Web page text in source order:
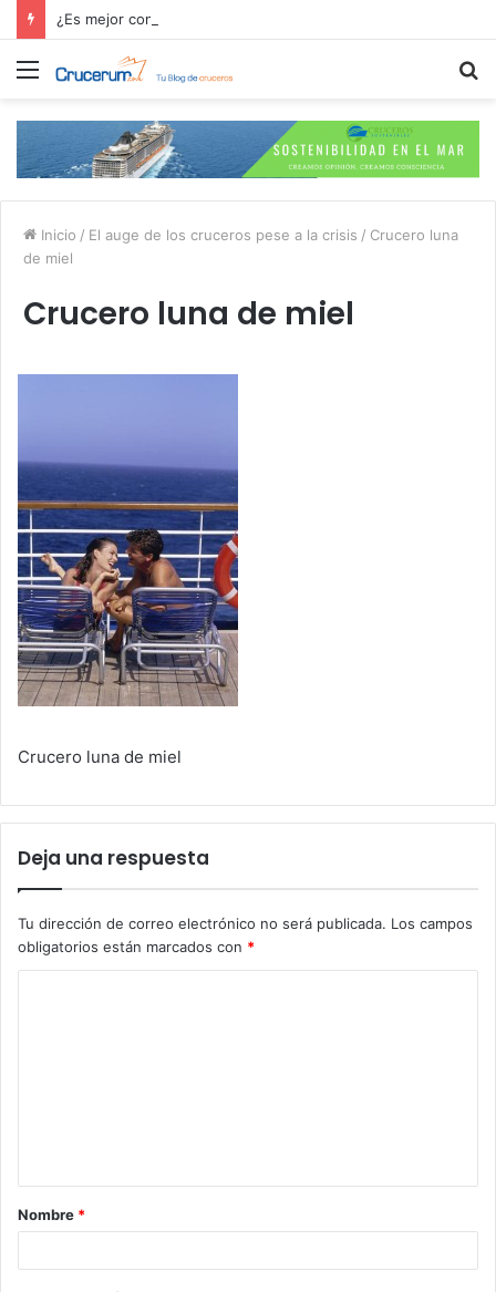
Menú
Inicio / El auge de los cruceros pese a la crisis / Crucero luna
de miel
Crucero luna de miel
Crucero luna de miel
Deja una respuesta
Tu dirección de correo electrónico no será publicada. Los campos
obligatorios están marcados con *
a
r
Nombre *